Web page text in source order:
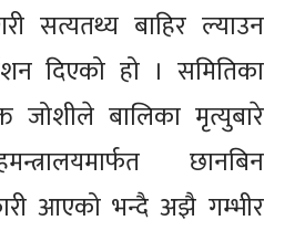
सत्यतथ्य बाहिर ल्याउन
दिएको हो । समितिका
जोशीले बालिका मृत्युबारे
छानबिन
आएको भन्दै अझै गम्भीर